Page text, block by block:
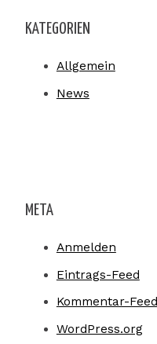
KATEGORIEN
Allgemein
News
META
Anmelden
Eintrags-Feed
Kommentar-Feed
WordPress.org